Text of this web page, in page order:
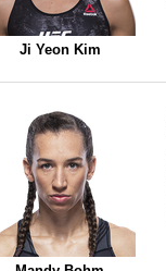
Ji Yeon Kim